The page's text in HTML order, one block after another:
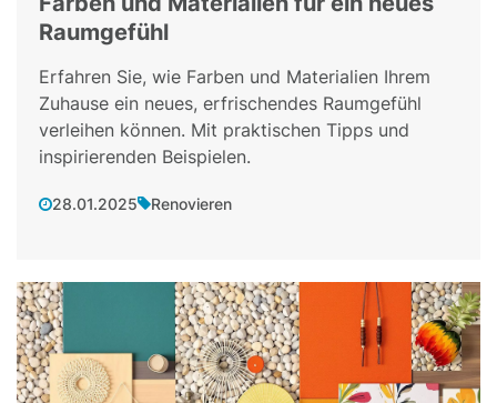
Raumgefühl
Erfahren Sie, wie Farben und Materialien Ihrem
Zuhause ein neues, erfrischendes Raumgefühl
verleihen können. Mit praktischen Tipps und
inspirierenden Beispielen.
28.01.2025 Renovieren